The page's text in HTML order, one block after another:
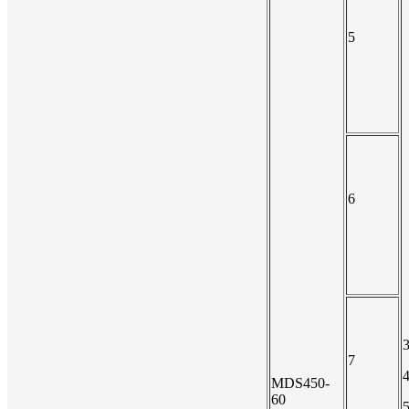
MDS450-
60
5
6
7